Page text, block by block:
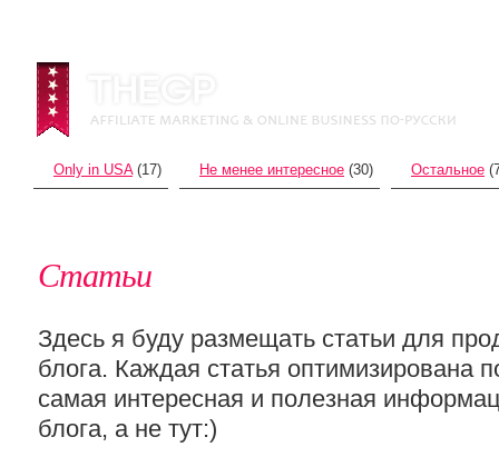
Only in USA(17) Не менее интересное (30) Остальное
Статьи
Здесь я буду размещать статьи для
блога. Каждая статья оптимизирована
самая интересная и полезная
блога, а не тут:)